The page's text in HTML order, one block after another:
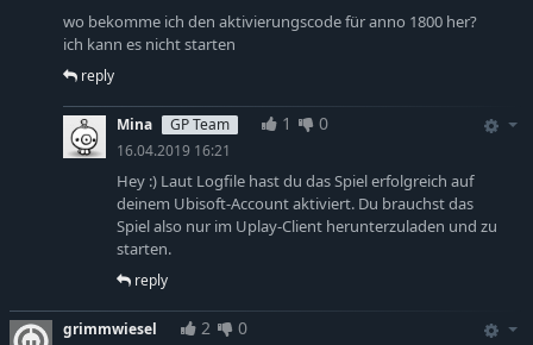
wo bekomme ich den aktivierungscode für anno 1800 her?
ich kann es nicht starten
reply
Mina GP Team 1 0
16.04.2019 16:21
Hey :) Laut Logfile hast du das Spiel erfolgreich auf
deinem Ubisoft-Account aktiviert. Du brauchst das
Spiel also nur im Uplay-Client herunterzuladen und zu
starten.
reply
grimmwiesel 2 0